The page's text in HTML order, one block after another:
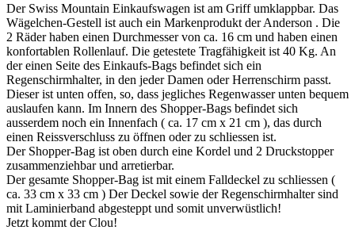
Der Swiss Mountain Einkaufswagen ist am Griff umklappbar. Das
Wägelchen-Gestell ist auch ein Markenprodukt der Anderson . Die
2 Räder haben einen Durchmesser von ca. 16 cm und haben einen
konfortablen Rollenlauf. Die getestete Tragfähigkeit ist 40 Kg. An
der einen Seite des Einkaufs-Bags befindet sich ein
Regenschirmhalter, in den jeder Damen oder Herrenschirm passt.
Dieser ist unten offen, so, dass jegliches Regenwasser unten bequem
auslaufen kann. Im Innern des Shopper-Bags befindet sich
ausserdem noch ein Innenfach ( ca. 17 cm x 21 cm ), das durch
einen Reissverschluss zu öffnen oder zu schliessen ist.
Der Shopper-Bag ist oben durch eine Kordel und 2 Druckstopper
zusammenziehbar und arretierbar.
Der gesamte Shopper-Bag ist mit einem Falldeckel zu schliessen (
ca. 33 cm x 33 cm ) Der Deckel sowie der Regenschirmhalter sind
mit Laminierband abgesteppt und somit unverwüstlich!
Jetzt kommt der Clou!